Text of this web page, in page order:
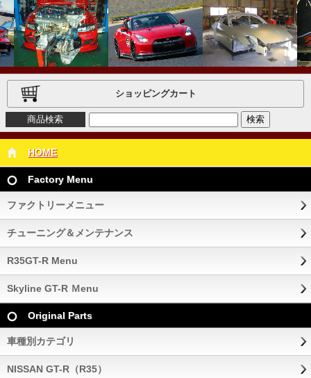
ショッピングカート
商品検索
HOME
Factory Menu
ファクトリーメニュー
チューニング＆メンテナンス
R35GT-R Menu
Skyline GT-R Ｍenu
Original Parts
車種別カテゴリ
NISSAN GT-R（R35）